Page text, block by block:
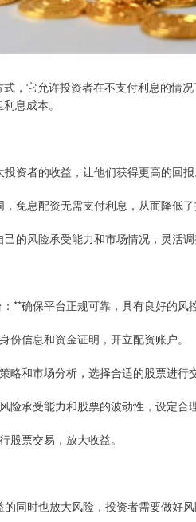
，它允许投资者在不支付利息的情
息成本。
资者的收益，让他们获得更高的回报
免息配资无需支付利息，从而降低了
的风险承受能力和市场情况，灵活调
**确保平台正规可靠，具有良好的风
份信息和资金证明，开立配资账户。
略和市场分析，选择合适的股票进行
险承受能力和股票的波动性，设定合
股票交易，放大收益。
同时也放大风险，投资者需要做好风